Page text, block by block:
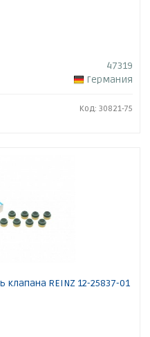
47319
Германия
Код: 30821-75
REINZ 12-25837-01